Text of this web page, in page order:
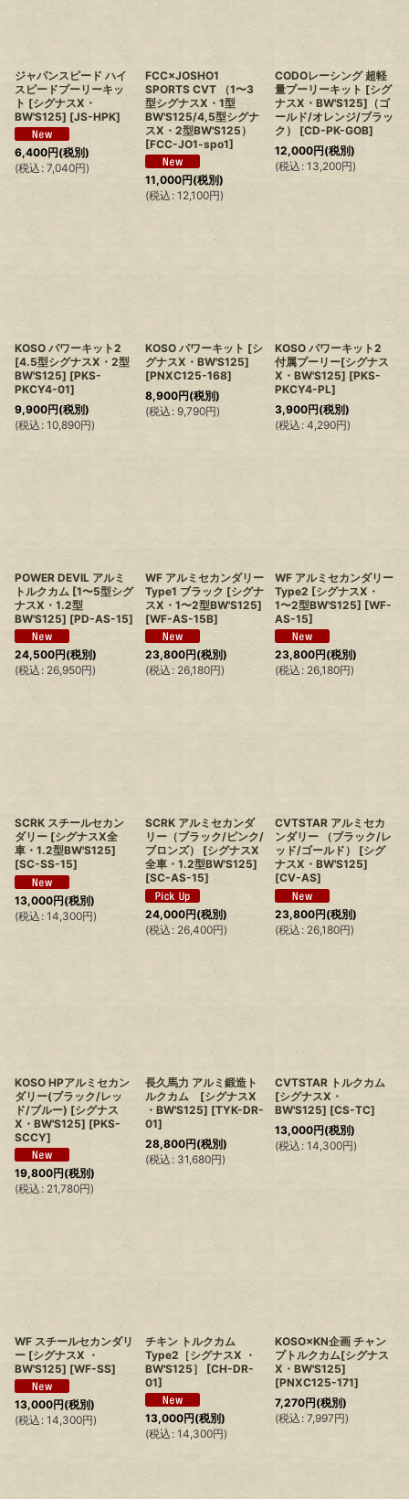
ジャパンスピード ハイ
スピードプーリーキッ
ト [シグナスX・
BW'S125] [JS-HPK]
6,400円(税別)
(税込 : 7,040円)
FCC×JOSHO1
SPORTS CVT （1〜3
型シグナスX・1型
BW'S125/4,5型シグナ
スX・2型BW'S125）
[FCC-JO1-spo1]
11,000円(税別)
(税込 : 12,100円)
CODOレーシング 超軽
量プーリーキット [シグ
ナスX・BW'S125]（ゴ
ールド/オレンジ/ブラッ
ク）
[CD-PK-GOB]
12,000円(税別)
(税込 : 13,200円)
KOSO パワーキット2
[4.5型シグナスX・2型
BW'S125] [PKS-
PKCY4-01]
9,900円(税別)
(税込 : 10,890円)
KOSO パワーキット [シ
グナスX・BW'S125]
[PNXC125-168]
8,900円(税別)
(税込 : 9,790円)
KOSO パワーキット2
付属プーリー[シグナス
X・BW'S125] [PKS-
PKCY4-PL]
3,900円(税別)
(税込 : 4,290円)
POWER DEVIL アルミ
トルクカム [1〜5型シグ
ナスX・1.2型
BW'S125] [PD-AS-15]
24,500円(税別)
(税込 : 26,950円)
WF アルミセカンダリー
Type1 ブラック [シグナ
スX・1〜2型BW'S125]
[WF-AS-15B]
23,800円(税別)
(税込 : 26,180円)
WF アルミセカンダリー
Type2 [シグナスX・
1〜2型BW'S125] [WF-
AS-15]
23,800円(税別)
(税込 : 26,180円)
SCRK スチールセカン
ダリー [シグナスX全
車・1.2型BW'S125]
[SC-SS-15]
13,000円(税別)
(税込 : 14,300円)
SCRK アルミセカンダ
リー（ブラック/ピンク/
ブロンズ） [シグナスX
全車・1.2型BW'S125]
[SC-AS-15]
24,000円(税別)
(税込 : 26,400円)
CVTSTAR アルミセカ
ンダリー （ブラック/レ
ッド/ゴールド） [シグ
ナスX・BW'S125]
[CV-AS]
23,800円(税別)
(税込 : 26,180円)
KOSO HPアルミセカン
ダリー(ブラック/レッ
ド/ブルー) [シグナス
X・BW'S125] [PKS-
SCCY]
19,800円(税別)
(税込 : 21,780円)
長久馬力 アルミ鍛造ト
ルクカム [シグナスX
・BW'S125] [TYK-DR-
01]
28,800円(税別)
(税込 : 31,680円)
CVTSTAR トルクカム
[シグナスX・
BW'S125] [CS-TC]
13,000円(税別)
(税込 : 14,300円)
WF スチールセカンダリ
ー [シグナスX ・
BW'S125] [WF-SS]
13,000円(税別)
(税込 : 14,300円)
チキン トルクカム
Type2［シグナスX ・
BW'S125］
[CH-DR-
01]
13,000円(税別)
(税込 : 14,300円)
KOSO×KN企画 チャン
プトルクカム[シグナス
X・BW'S125]
[PNXC125-171]
7,270円(税別)
(税込 : 7,997円)